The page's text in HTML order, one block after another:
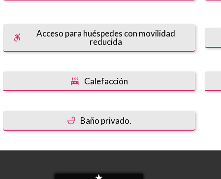
Acceso para huéspedes con movilidad
reducida
Calefacción
Baño privado.